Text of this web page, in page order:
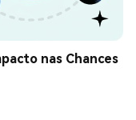
nas Chances